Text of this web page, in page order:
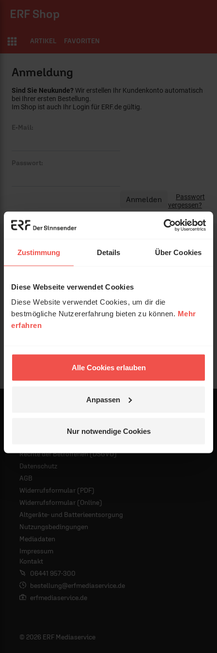
Zustimmung Details Über Cookies
Diese Webseite verwendet Cookies
Diese Website verwendet Cookies, um dir die
bestmögliche Nutzererfahrung bieten zu können. Mehr
erfahren
Alle Cookies erlauben
Anpassen
Nur notwendige Cookies
ERF Shop
ARTIKEL FAVORITEN
Anmeldung
Sind Sie Neukunde? Wir erstellen Ihr Kundenkonto automatisch
bei Ihrer ersten Bestellung.
Im Shop ist auch Ihr Login für ERF.de gültig.
E-Mail:
Passwort:
Passwort
vergessen?
Rechte der Betroffenen (DSGVO)
Datenschutz
AGB
Widerrufsformular (PDF)
Widerrufsformular (Online)
Altgeräte- und Batterieentsorgung
Nutzungsbedingungen
Mediadaten
Impressum
Kontakt
06441 957-300
bestellung@erfmediaservice.de
erfmediaservice.de
© 2026 ERF Mediaservice